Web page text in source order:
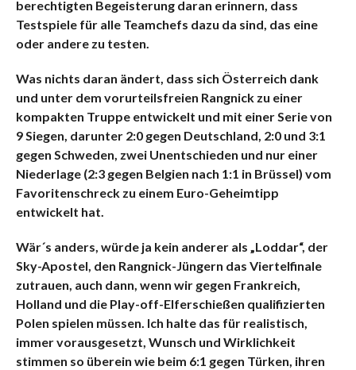
berechtigten Begeisterung daran erinnern, dass
Testspiele für alle Teamchefs dazu da sind, das eine
oder andere zu testen.
Was nichts daran ändert, dass sich Österreich dank
und unter dem vorurteilsfreien Rangnick zu einer
kompakten Truppe entwickelt und mit einer Serie von
9 Siegen, darunter 2:0 gegen Deutschland, 2:0 und 3:1
gegen Schweden, zwei Unentschieden und nur einer
Niederlage (2:3 gegen Belgien nach 1:1 in Brüssel) vom
Favoritenschreck zu einem Euro-Geheimtipp
entwickelt hat.
Wär´s anders, würde ja kein anderer als „Loddar“, der
Sky-Apostel, den Rangnick-Jüngern das Viertelfinale
zutrauen, auch dann, wenn wir gegen Frankreich,
Holland und die Play-off-Elferschießen qualifizierten
Polen spielen müssen. Ich halte das für realistisch,
immer vorausgesetzt, Wunsch und Wirklichkeit
stimmen so überein wie beim 6:1 gegen Türken, ihren